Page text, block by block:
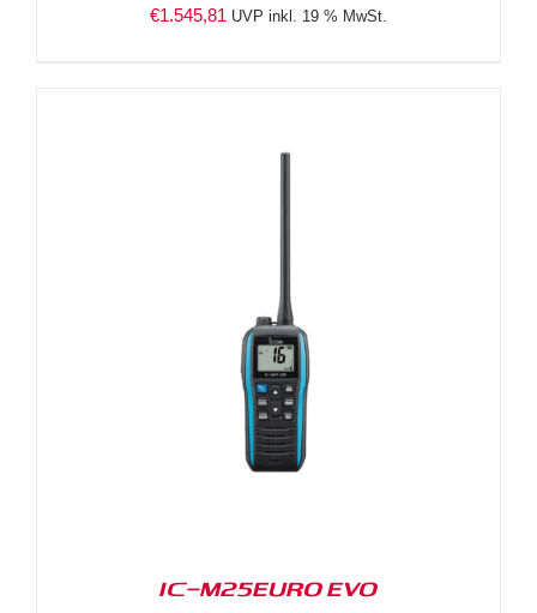
€1.545,81 UVP inkl. 19 % MwSt.
IC-M25EURO EVO